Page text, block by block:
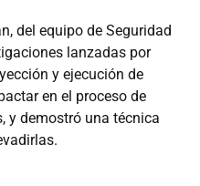
del equipo de Seguridad
lanzadas por
y ejecución de
en el proceso de
y demostró una técnica